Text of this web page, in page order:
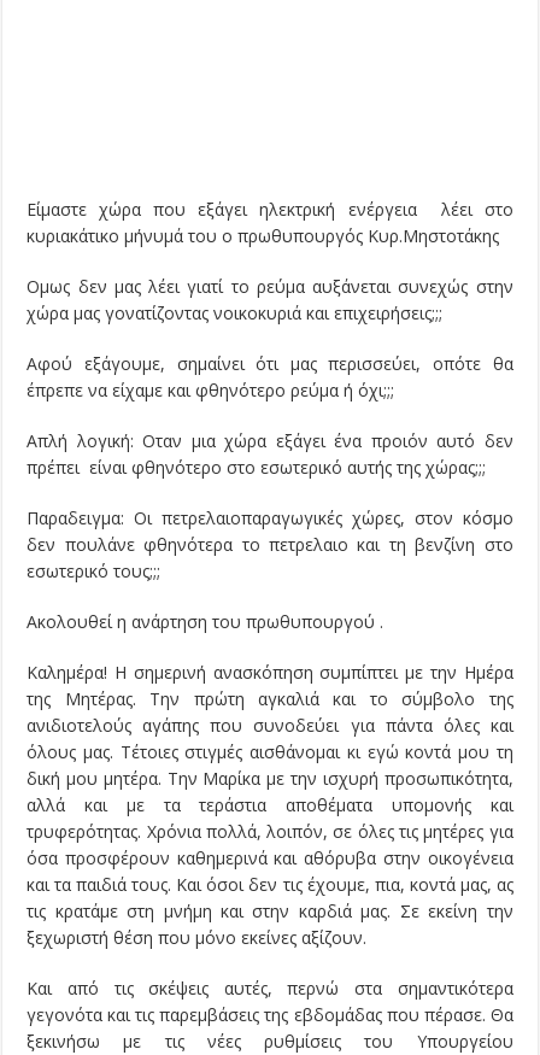
Είμαστε χώρα που εξάγει ηλεκτρική ενέργεια λέει στο
κυριακάτικο μήνυμά του ο πρωθυπουργός Κυρ.Μηστοτάκης
Ομως δεν μας λέει γιατί το ρεύμα αυξάνεται συνεχώς στην
χώρα μας γονατίζοντας νοικοκυριά και επιχειρήσεις;;;
Αφού εξάγουμε, σημαίνει ότι μας περισσεύει, οπότε θα
έπρεπε να είχαμε και φθηνότερο ρεύμα ή όχι;;;
Απλή λογική: Οταν μια χώρα εξάγει ένα προιόν αυτό δεν
πρέπει είναι φθηνότερο στο εσωτερικό αυτής της χώρας;;;
Παραδειγμα: Οι πετρελαιοπαραγωγικές χώρες, στον κόσμο
δεν πουλάνε φθηνότερα το πετρελαιο και τη βενζίνη στο
εσωτερικό τους;;;
Ακολουθεί η ανάρτηση του πρωθυπουργού .
Καλημέρα! Η σημερινή ανασκόπηση συμπίπτει με την Ημέρα
της Μητέρας. Την πρώτη αγκαλιά και το σύμβολο της
ανιδιοτελούς αγάπης που συνοδεύει για πάντα όλες και
όλους μας. Τέτοιες στιγμές αισθάνομαι κι εγώ κοντά μου τη
δική μου μητέρα. Την Μαρίκα με την ισχυρή προσωπικότητα,
αλλά και με τα τεράστια αποθέματα υπομονής και
τρυφερότητας. Χρόνια πολλά, λοιπόν, σε όλες τις μητέρες για
όσα προσφέρουν καθημερινά και αθόρυβα στην οικογένεια
και τα παιδιά τους. Και όσοι δεν τις έχουμε, πια, κοντά μας, ας
τις κρατάμε στη μνήμη και στην καρδιά μας. Σε εκείνη την
ξεχωριστή θέση που μόνο εκείνες αξίζουν.
Και από τις σκέψεις αυτές, περνώ στα σημαντικότερα
γεγονότα και τις παρεμβάσεις της εβδομάδας που πέρασε. Θα
ξεκινήσω με τις νέες ρυθμίσεις του Υπουργείου